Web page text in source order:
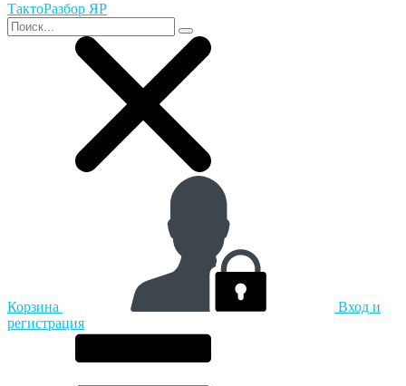
ТактоРазбор ЯР
Корзина
Вход и
регистрация